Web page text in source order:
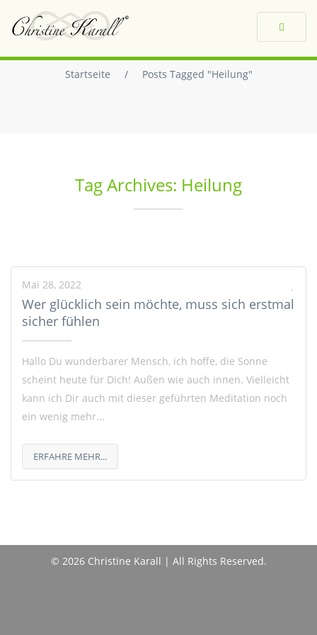
Toggle
Startseite / Posts Tagged "Heilung"
Tag Archives: Heilung
Mai 28, 2022
Wer glücklich sein möchte, muss sich erstmal
sicher fühlen
Hallo Du wunderbarer Mensch, ich hoffe, die Sonne
scheint heute für Dich! Außen wie auch innen. Vielleicht
kann ich Dir auch mit dieser geführten Meditation noch
ein wenig mehr...
ERFAHRE MEHR...
© 2026 Christine Karall | All Rights Reserved.